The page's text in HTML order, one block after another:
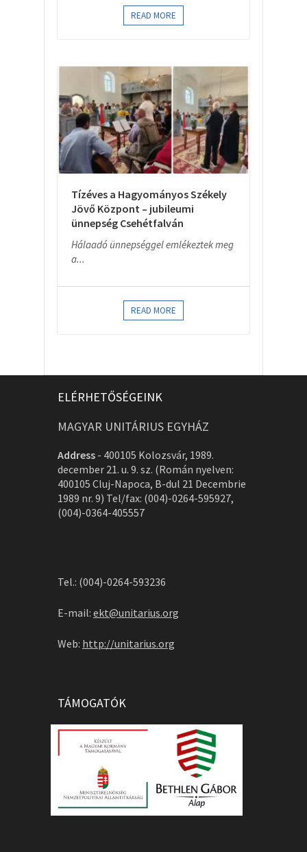
READ MORE
Tízéves a Hagyományos Székely
Jövő Központ – jubileumi
ünnepség Csehétfalván
Hálaadó ünnepséggel emlékeztek meg
a...
READ MORE
ELÉRHETŐSÉGEINK
MAGYAR UNITÁRIUS EGYHÁZ
Address - 400105 Kolozsvár, 1989.
december 21. u. 9. sz. (Román nyelven:
400105 Cluj-Napoca, B-dul 21 Decembrie
1989 nr. 9) Tel/fax: (004)-0264-595927,
(004)-0364-405557
Tel.: (004)-0264-593236
E-mail: ekt@unitarius.org
Web: http://unitarius.org
TÁMOGATÓK